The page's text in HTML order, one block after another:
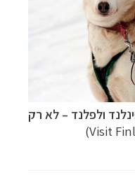
ולפלנד – לא רק